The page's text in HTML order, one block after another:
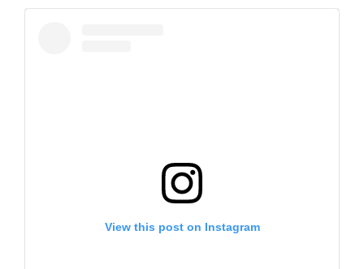
View this post on Instagram